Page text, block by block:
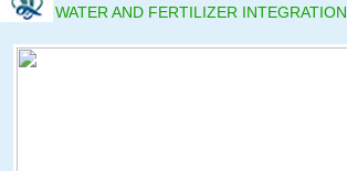
WATER AND FERTILIZER INTEGRATION